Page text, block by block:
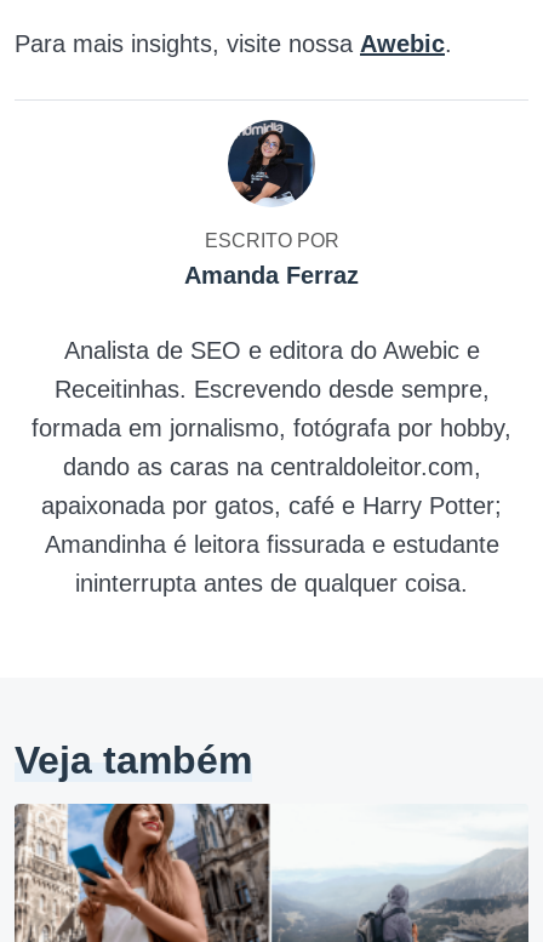
Para mais insights, visite nossa Awebic.
ESCRITO POR
Amanda Ferraz
Analista de SEO e editora do Awebic e
Receitinhas. Escrevendo desde sempre,
formada em jornalismo, fotógrafa por hobby,
dando as caras na centraldoleitor.com,
apaixonada por gatos, café e Harry Potter;
Amandinha é leitora fissurada e estudante
ininterrupta antes de qualquer coisa.
Veja também